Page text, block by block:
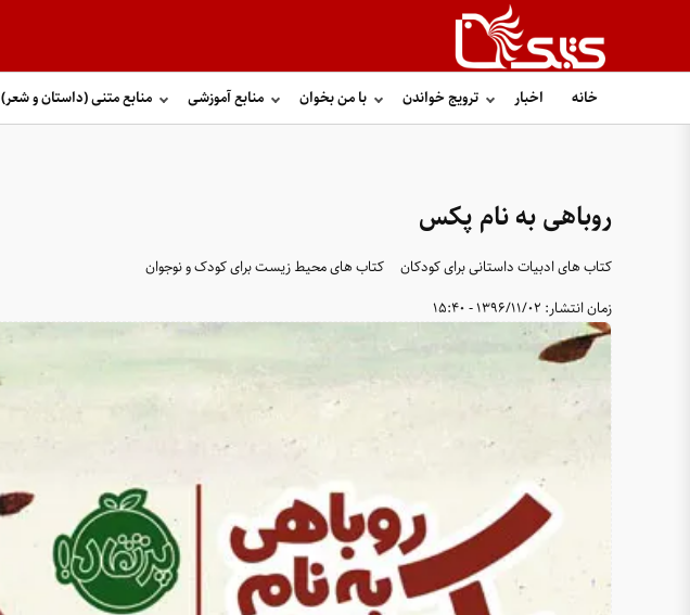
خانه اخبار ترویج خواندن با من بخوان منابع آموزشی منابع متنی (داستان و شعر)
روباهی به نام پکس
کتاب های ادبیات داستانی برای کودکان
کتاب های محیط زیست برای کودک و نوجوان
زمان انتشار: 1396/11/02 - 15:40